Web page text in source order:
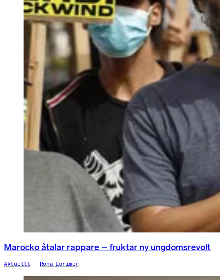
Marocko åtalar rappare – fruktar ny ungdomsrevolt
Aktuellt Rona Lorimer